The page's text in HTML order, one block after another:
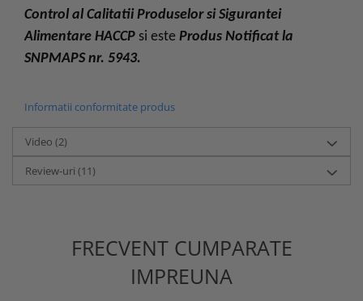
Control al Calitatii Produselor si Sigurantei
Alimentare HACCP si este Produs Notificat la
SNPMAPS nr. 5943.
Informatii conformitate produs
Video (2)
Review-uri (11)
FRECVENT CUMPARATE
IMPREUNA